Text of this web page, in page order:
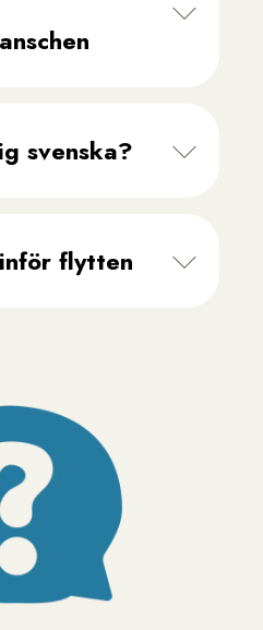
svenska?
flytten